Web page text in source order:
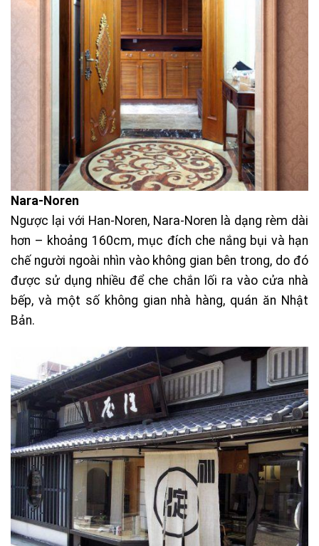
Nara-Noren
Ngược lại với Han-Noren, Nara-Noren là dạng rèm dài
hơn – khoảng 160cm, mục đích che nắng bụi và hạn
chế người ngoài nhìn vào không gian bên trong, do đó
được sử dụng nhiều để che chắn lối ra vào cửa nhà
bếp, và một số không gian nhà hàng, quán ăn Nhật
Bản.